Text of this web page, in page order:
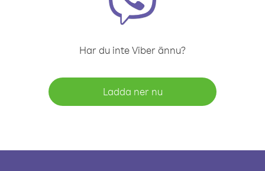
Har du inte Viber ännu?
Ladda ner nu